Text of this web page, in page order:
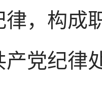
，构成
党纪律